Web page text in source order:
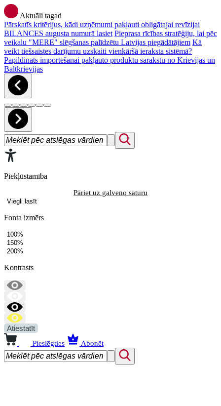
Aktuāli tagad
Pārskatīs kritērijus, kādi uzņēmumi pakļauti obligātajai revīzijai
BILANCES augusta numurā lasiet Pieprasa rīcības stratēģiju, lai pēc
veikalu "MERE" slēgšanas palīdzētu Latvijas piegādātājiem Kā
veikt tiešsaistes darījumu uzskaiti vienkāršā ieraksta sistēmā?
Papildināts importēšanai pakļauto produktu sarakstu no Krievijas un
Baltkrievijas
Piekļūstamība
Pāriet uz galveno saturu
Viegli lasīt
Fonta izmērs
100%
150%
200%
Kontrasts
Atiestatīt
Pieslēgties Abonēt